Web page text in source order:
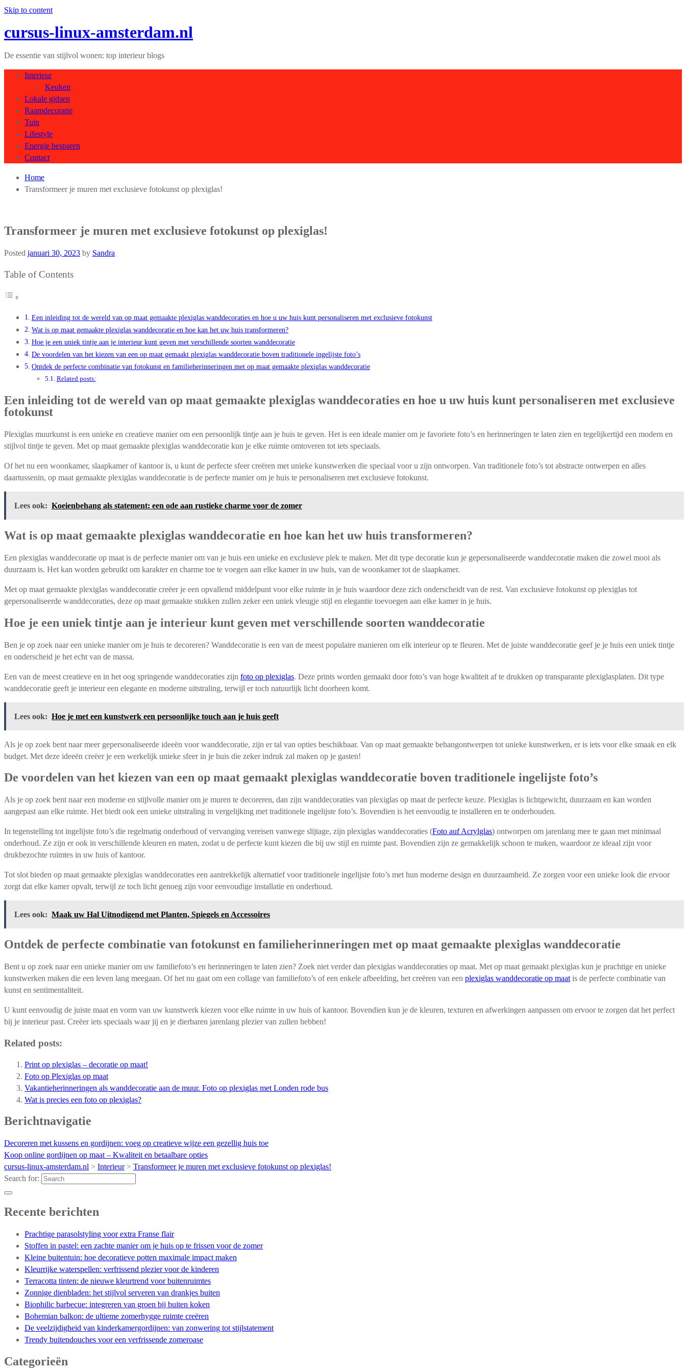
Skip to content
cursus-linux-amsterdam.nl
De essentie van stijlvol wonen: top interieur blogs
Interieur
Keuken
Lokale gidsen
Raamdecoratie
Tuin
Lifestyle
Energie besparen
Contact
Home
Transformeer je muren met exclusieve fotokunst op plexiglas!
Transformeer je muren met exclusieve fotokunst op plexiglas!
Posted januari 30, 2023 by Sandra
Table of Contents
Een inleiding tot de wereld van op maat gemaakte plexiglas wanddecoraties en hoe u uw huis kunt personaliseren met exclusieve fotokunst
Wat is op maat gemaakte plexiglas wanddecoratie en hoe kan het uw huis transformeren?
Hoe je een uniek tintje aan je interieur kunt geven met verschillende soorten wanddecoratie
De voordelen van het kiezen van een op maat gemaakt plexiglas wanddecoratie boven traditionele ingelijste foto’s
Ontdek de perfecte combinatie van fotokunst en familieherinneringen met op maat gemaakte plexiglas wanddecoratie
Related posts:
Een inleiding tot de wereld van op maat gemaakte plexiglas wanddecoraties en hoe u uw huis kunt personaliseren met exclusieve
fotokunst
Plexiglas muurkunst is een unieke en creatieve manier om een persoonlijk tintje aan je huis te geven. Het is een ideale manier om je favoriete foto’s en herinneringen te laten zien en tegelijkertijd een modern en
stijlvol tintje te geven. Met op maat gemaakte plexiglas wanddecoratie kun je elke ruimte omtoveren tot iets speciaals.
Of het nu een woonkamer, slaapkamer of kantoor is, u kunt de perfecte sfeer creëren met unieke kunstwerken die speciaal voor u zijn ontworpen. Van traditionele foto’s tot abstracte ontwerpen en alles
daartussenin, op maat gemaakte plexiglas wanddecoratie is de perfecte manier om je huis te personaliseren met exclusieve fotokunst.
Lees ook: Koeienbehang als statement: een ode aan rustieke charme voor de zomer
Wat is op maat gemaakte plexiglas wanddecoratie en hoe kan het uw huis transformeren?
Een plexiglas wanddecoratie op maat is de perfecte manier om van je huis een unieke en exclusieve plek te maken. Met dit type decoratie kun je gepersonaliseerde wanddecoratie maken die zowel mooi als
duurzaam is. Het kan worden gebruikt om karakter en charme toe te voegen aan elke kamer in uw huis, van de woonkamer tot de slaapkamer.
Met op maat gemaakte plexiglas wanddecoratie creëer je een opvallend middelpunt voor elke ruimte in je huis waardoor deze zich onderscheidt van de rest. Van exclusieve fotokunst op plexiglas tot
gepersonaliseerde wanddecoraties, deze op maat gemaakte stukken zullen zeker een uniek vleugje stijl en elegantie toevoegen aan elke kamer in je huis.
Hoe je een uniek tintje aan je interieur kunt geven met verschillende soorten wanddecoratie
Ben je op zoek naar een unieke manier om je huis te decoreren? Wanddecoratie is een van de meest populaire manieren om elk interieur op te fleuren. Met de juiste wanddecoratie geef je je huis een uniek tintje
en onderscheid je het echt van de massa.
Een van de meest creatieve en in het oog springende wanddecoraties zijn foto op plexiglas. Deze prints worden gemaakt door foto’s van hoge kwaliteit af te drukken op transparante plexiglasplaten. Dit type
wanddecoratie geeft je interieur een elegante en moderne uitstraling, terwijl er toch natuurlijk licht doorheen komt.
Lees ook: Hoe je met een kunstwerk een persoonlijke touch aan je huis geeft
Als je op zoek bent naar meer gepersonaliseerde ideeën voor wanddecoratie, zijn er tal van opties beschikbaar. Van op maat gemaakte behangontwerpen tot unieke kunstwerken, er is iets voor elke smaak en elk
budget. Met deze ideeën creëer je een werkelijk unieke sfeer in je huis die zeker indruk zal maken op je gasten!
De voordelen van het kiezen van een op maat gemaakt plexiglas wanddecoratie boven traditionele ingelijste foto’s
Als je op zoek bent naar een moderne en stijlvolle manier om je muren te decoreren, dan zijn wanddecoraties van plexiglas op maat de perfecte keuze. Plexiglas is lichtgewicht, duurzaam en kan worden
aangepast aan elke ruimte. Het biedt ook een unieke uitstraling in vergelijking met traditionele ingelijste foto’s. Bovendien is het eenvoudig te installeren en te onderhouden.
In tegenstelling tot ingelijste foto’s die regelmatig onderhoud of vervanging vereisen vanwege slijtage, zijn plexiglas wanddecoraties (Foto auf Acrylglas) ontworpen om jarenlang mee te gaan met minimaal
onderhoud. Ze zijn er ook in verschillende kleuren en maten, zodat u de perfecte kunt kiezen die bij uw stijl en ruimte past. Bovendien zijn ze gemakkelijk schoon te maken, waardoor ze ideaal zijn voor
drukbezochte ruimtes in uw huis of kantoor.
Tot slot bieden op maat gemaakte plexiglas wanddecoraties een aantrekkelijk alternatief voor traditionele ingelijste foto’s met hun moderne design en duurzaamheid. Ze zorgen voor een unieke look die ervoor
zorgt dat elke kamer opvalt, terwijl ze toch licht genoeg zijn voor eenvoudige installatie en onderhoud.
Lees ook: Maak uw Hal Uitnodigend met Planten, Spiegels en Accessoires
Ontdek de perfecte combinatie van fotokunst en familieherinneringen met op maat gemaakte plexiglas wanddecoratie
Bent u op zoek naar een unieke manier om uw familiefoto’s en herinneringen te laten zien? Zoek niet verder dan plexiglas wanddecoraties op maat. Met op maat gemaakt plexiglas kun je prachtige en unieke
kunstwerken maken die een leven lang meegaan. Of het nu gaat om een collage van familiefoto’s of een enkele afbeelding, het creëren van een plexiglas wanddecoratie op maat is de perfecte combinatie van
kunst en sentimentaliteit.
U kunt eenvoudig de juiste maat en vorm van uw kunstwerk kiezen voor elke ruimte in uw huis of kantoor. Bovendien kun je de kleuren, texturen en afwerkingen aanpassen om ervoor te zorgen dat het perfect
bij je interieur past. Creëer iets speciaals waar jij en je dierbaren jarenlang plezier van zullen hebben!
Related posts:
Print op plexiglas – decoratie op maat!
Foto op Plexiglas op maat
Vakantieherinneringen als wanddecoratie aan de muur. Foto op plexiglas met Londen rode bus
Wat is precies een foto op plexiglas?
Berichtnavigatie
Decoreren met kussens en gordijnen: voeg op creatieve wijze een gezellig huis toe
Koop online gordijnen op maat – Kwaliteit en betaalbare opties
cursus-linux-amsterdam.nl > Interieur> Transformeer je muren met exclusieve fotokunst op plexiglas!
Search for:
Recente berichten
Prachtige parasolstyling voor extra Franse flair
Stoffen in pastel: een zachte manier om je huis op te frissen voor de zomer
Kleine buitentuin: hoe decoratieve potten maximale impact maken
Kleurrijke waterspellen: verfrissend plezier voor de kinderen
Terracotta tinten: de nieuwe kleurtrend voor buitenruimtes
Zonnige dienbladen: het stijlvol serveren van drankjes buiten
Biophilic barbecue: integreren van groen bij buiten koken
Bohemian balkon: de ultieme zomerhygge ruimte creëren
De veelzijdigheid van kinderkamergordijnen: van zonwering tot stijlstatement
Trendy buitendouches voor een verfrissende zomeroase
Categorieën